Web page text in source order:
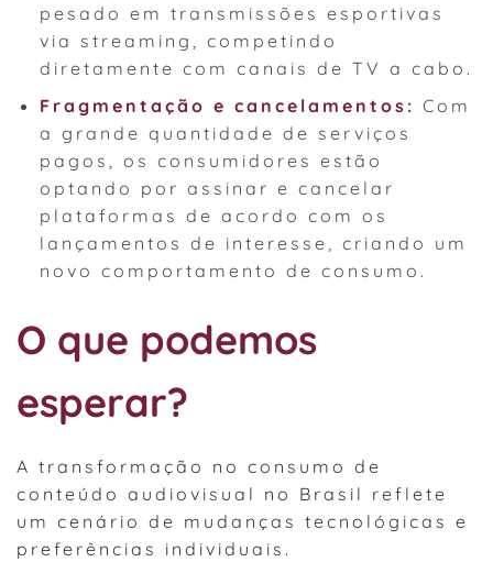
pesado em transmissões esportivas
via streaming, competindo
diretamente com canais de TV a cabo.
Fragmentação e cancelamentos: Com
a grande quantidade de serviços
pagos, os consumidores estão
optando por assinar e cancelar
plataformas de acordo com os
lançamentos de interesse, criando um
novo comportamento de consumo.
O que podemos
esperar?
A transformação no consumo de
conteúdo audiovisual no Brasil reflete
um cenário de mudanças tecnológicas e
preferências individuais.